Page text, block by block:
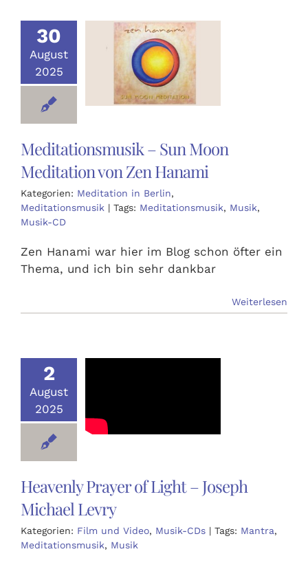
Events
Holistisch
Shop
About
30
August
2025
Meditationsmusik – Sun Moon
Meditation von Zen Hanami
Kategorien: Meditation in Berlin,
Meditationsmusik | Tags: Meditationsmusik, Musik,
Musik-CD
Zen Hanami war hier im Blog schon öfter ein
Thema, und ich bin sehr dankbar
Weiterlesen
2
August
2025
Heavenly Prayer of Light – Joseph
Michael Levry
Kategorien: Film und Video, Musik-CDs | Tags: Mantra,
Meditationsmusik, Musik